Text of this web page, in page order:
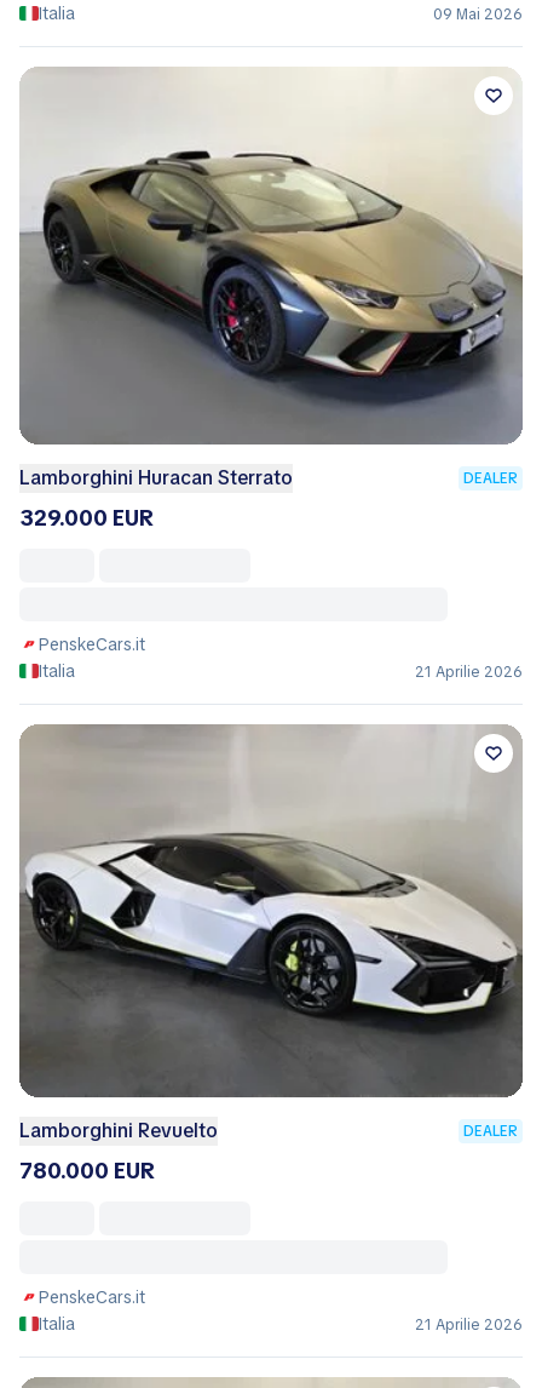
Italia
09 Mai 2026
Lamborghini Huracan Sterrato DEALER
329.000 EUR
PenskeCars.it
Italia
21 Aprilie 2026
Lamborghini Revuelto DEALER
780.000 EUR
PenskeCars.it
Italia
21 Aprilie 2026